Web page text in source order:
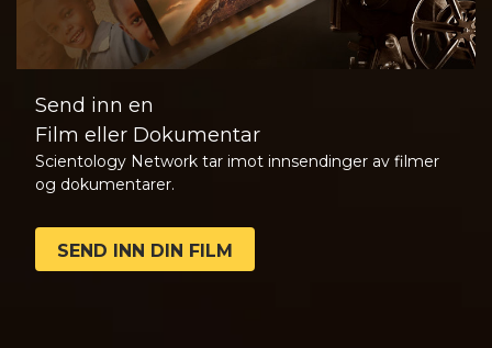
Send inn en
Film eller Dokumentar
Scientology Network tar imot innsendinger av filmer
og dokumentarer.
SEND INN DIN FILM